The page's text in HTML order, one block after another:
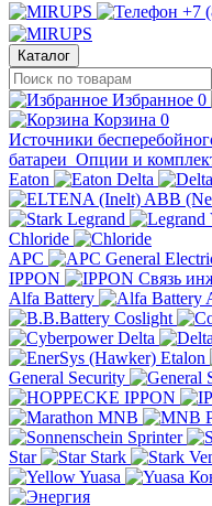
+7
Каталог
Избранное 0
Корзина 0
Источники
батареи Опции и
Eaton
Delta
ABB
Legrand
Chloride
APC
General
IPPON
Связь
Alfa Battery
Coslight
Delta
Etalon
General Security
IPPON
MNB
Sprinter
Star
Stark
Yuasa